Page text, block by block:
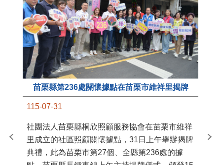
苗栗縣第236處關懷據點在苗栗市維祥里揭牌
115-07-31
社團法人苗栗縣桐欣照顧服務協會在苗栗市維祥
里成立的社區照顧關懷據點，31日上午舉辦揭牌
典禮，此為苗栗市第27個、全縣第236處的據
苗